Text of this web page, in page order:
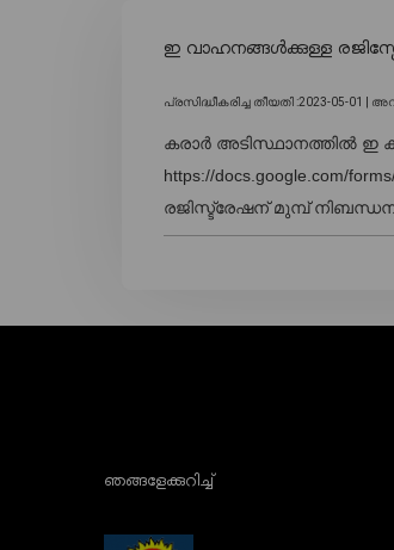
ഇ വാഹനങ്ങൾക്കുള്ള
പ്രസിദ്ധീകരിച്ച തീയതി :2023-05-01 |
കരാർ അടിസ്ഥാനത്തിൽ ഇ
https://docs.google.com/
രജിസ്ട്രേഷന് മുമ്പ്
ഞങ്ങളേക്കുറിച്ച്